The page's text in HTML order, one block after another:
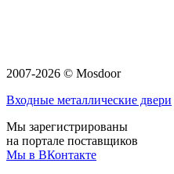
2007-2026 © Mosdoor
Входные металлические двери
Мы зарегистрированы
на портале поставщиков
Мы в ВКонтакте